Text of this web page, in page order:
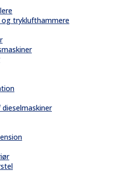
og tryklufthammere
dieselmaskiner